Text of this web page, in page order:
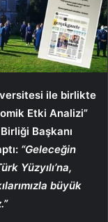
ile birlikte
Etki Analizi”
Başkanı
“Geleceğin
Yüzyılı’na,
büyük